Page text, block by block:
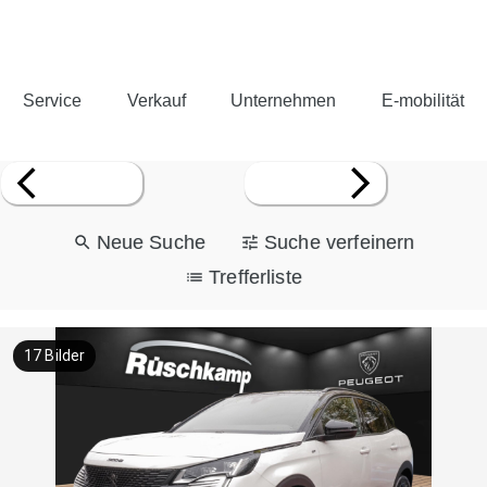
Service Verkauf Unternehmen E-mobilität
Neue Suche
Suche verfeinern
Trefferliste
17 Bilder